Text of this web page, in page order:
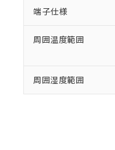
端子仕様
周囲温度範囲
周囲湿度範囲